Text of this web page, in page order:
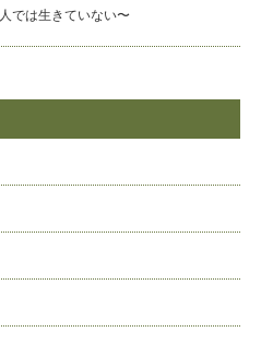
では生きていない〜